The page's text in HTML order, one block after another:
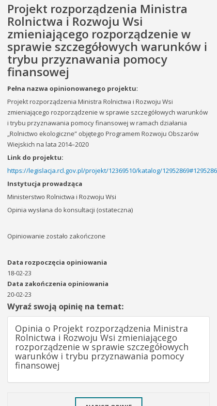
Projekt rozporządzenia Ministra
Rolnictwa i Rozwoju Wsi
zmieniającego rozporządzenie w
sprawie szczegółowych warunków i
trybu przyznawania pomocy
finansowej
Pełna nazwa opinionowanego projektu:
Projekt rozporządzenia Ministra Rolnictwa i Rozwoju Wsi
zmieniającego rozporządzenie w sprawie szczegółowych warunków
i trybu przyznawania pomocy finansowej w ramach działania
„Rolnictwo ekologiczne” objętego Programem Rozwoju Obszarów
Wiejskich na lata 2014–2020
Link do projektu:
https://legislacja.rcl.gov.pl/projekt/12369510/katalog/
Instytucja prowadząca
Ministerstwo Rolnictwa i Rozwoju Wsi
Opinia wysłana do konsultacji (ostateczna)
Opiniowanie zostało zakończone
Data rozpoczęcia opiniowania
18-02-23
Data zakończenia opiniowania
20-02-23
Wyraź swoją opinię na temat:
Opinia o Projekt rozporządzenia Ministra
Rolnictwa i Rozwoju Wsi zmieniającego
rozporządzenie w sprawie szczegółowych
warunków i trybu przyznawania pomocy
finansowej